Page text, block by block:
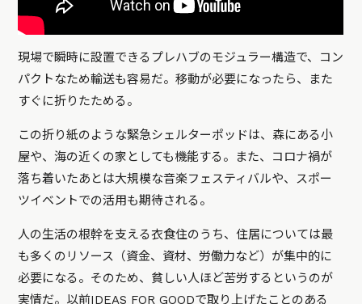
現場で瞬時に設置できるプレハブのモジュラー構造で、コン
パクトなため輸送も容易だ。移動が必要になったら、また
すぐに折りたためる。
この折り紙のような緊急シェルターポッドは、森にある小
屋や、海の近くの家としても機能する。また、コロナ禍が
落ち着いたあとは大規模な音楽フェスティバルや、スポー
ツイベントでの活用も期待される。
人の生活の根幹を支える衣食住のうち、住居については最
も多くのリソース（資金、資材、労働力など）が集中的に
必要になる。そのため、貧しい人ほど苦労するというのが
実情だ。以前IDEAS FOR GOODで取り上げたことのある